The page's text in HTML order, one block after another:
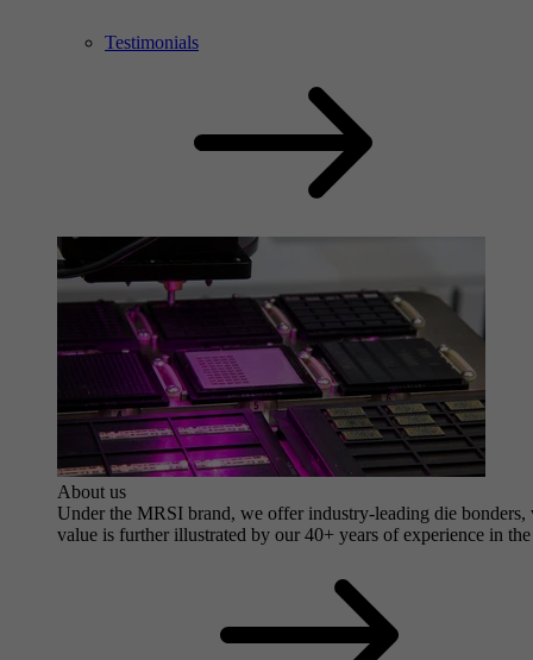
Testimonials
About us
Under the MRSI brand, we offer industry-leading die
value is further illustrated by our 40+ years of experience in